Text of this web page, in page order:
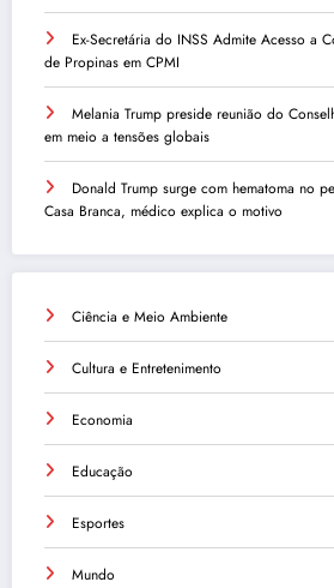
Ex-Secretária do INSS Admite Acesso a
de Propinas em CPMI
Melania Trump preside reunião do
em meio a tensões globais
Donald Trump surge com hematoma no
Casa Branca, médico explica o motivo
Ciência e Meio Ambiente
Cultura e Entretenimento
Economia
Educação
Esportes
Mundo